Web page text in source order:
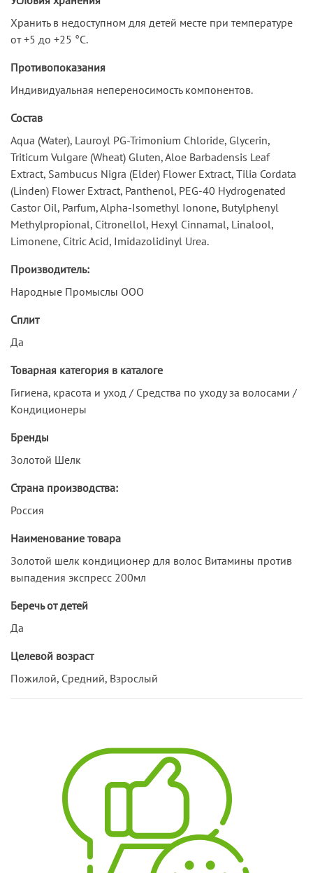
Хранить в недоступном для детей месте при температуре
от +5 до +25 °С.
Противопоказания
Индивидуальная непереносимость компонентов.
Состав
Aqua (Water), Lauroyl PG-Trimonium Chloride, Glycerin,
Triticum Vulgare (Wheat) Gluten, Aloe Barbadensis Leaf
Extract, Sambucus Nigra (Elder) Flower Extract, Tilia Cordata
(Linden) Flower Extract, Panthenol, PEG-40 Hydrogenated
Castor Oil, Parfum, Alpha-Isomethyl Ionone, Butylphenyl
Methylpropional, Citronellol, Hexyl Cinnamal, Linalool,
Limonene, Citric Acid, Imidazolidinyl Urea.
Производитель:
Народные Промыслы ООО
Сплит
Да
Товарная категория в каталоге
Гигиена, красота и уход / Средства по уходу за волосами /
Кондиционеры
Бренды
Золотой Шелк
Страна производства:
Россия
Наименование товара
Золотой шелк кондиционер для волос Витамины против
выпадения экспресс 200мл
Беречь от детей
Да
Целевой возраст
Пожилой, Средний, Взрослый